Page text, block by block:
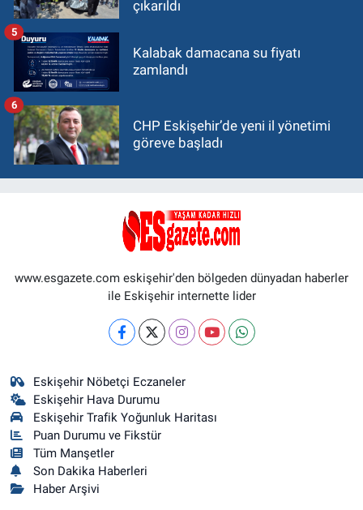
çıkarıldı
Kalabak damacana su fiyatı
zamlandı
5
CHP Eskişehir’de yeni il yönetimi
göreve başladı
6
www.esgazete.com eskişehir'den bölgeden dünyadan haberler
ile Eskişehir internette lider
Eskişehir Nöbetçi Eczaneler
Eskişehir Hava Durumu
Eskişehir Trafik Yoğunluk Haritası
Puan Durumu ve Fikstür
Tüm Manşetler
Son Dakika Haberleri
Haber Arşivi